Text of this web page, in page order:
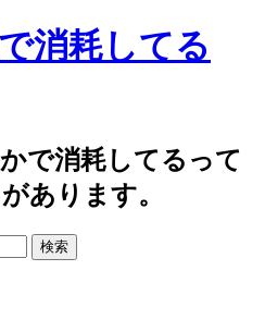
消耗してる
で消耗してるって
あります。